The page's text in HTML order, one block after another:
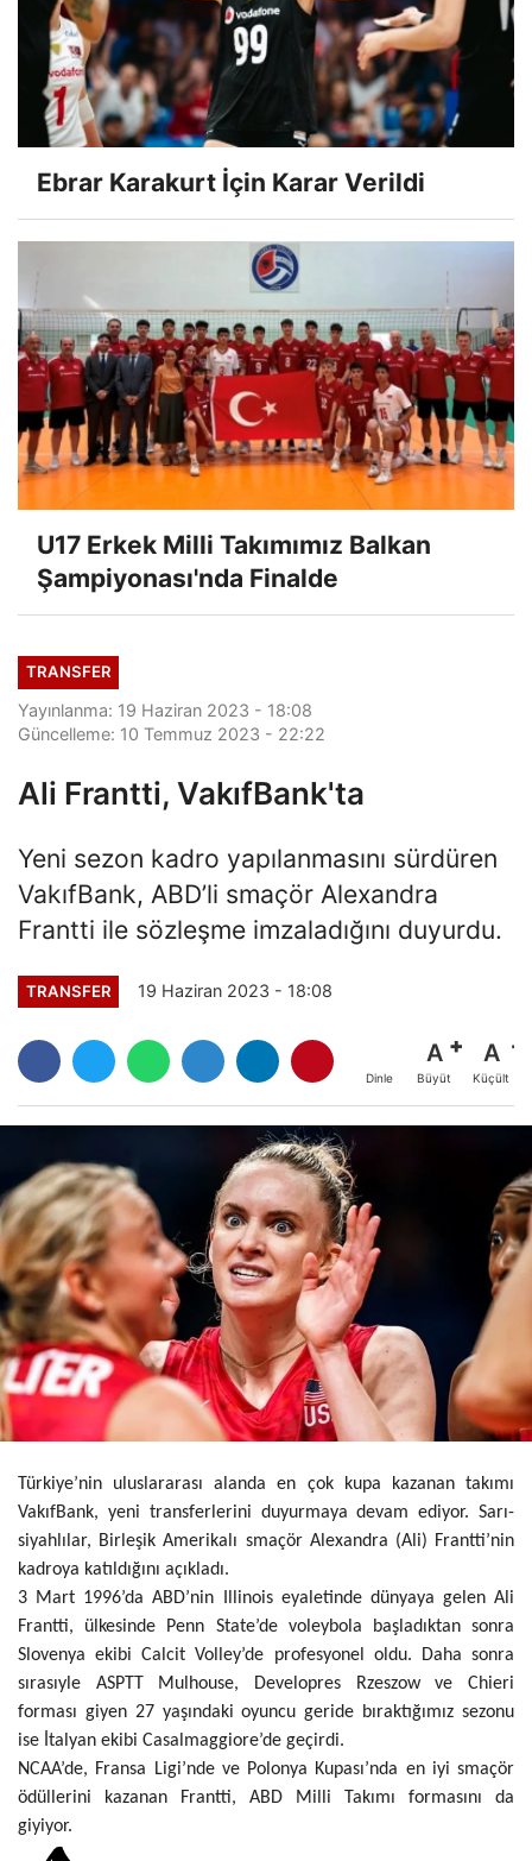
Ebrar Karakurt İçin Karar Verildi
U17 Erkek Milli Takımımız Balkan
Şampiyonası'nda Finalde
TRANSFER
Yayınlanma: 19 Haziran 2023 - 18:08
Güncelleme: 10 Temmuz 2023 - 22:22
Ali Frantti, VakıfBank'ta
Yeni sezon kadro yapılanmasını sürdüren
VakıfBank, ABD’li smaçör Alexandra
Frantti ile sözleşme imzaladığını duyurdu.
TRANSFER 19 Haziran 2023 - 18:08
Dinle
A
Büyüt
A
Küçült
Türkiye’nin uluslararası alanda en çok kupa kazanan takımı
VakıfBank, yeni transferlerini duyurmaya devam ediyor. Sarı-
siyahlılar, Birleşik Amerikalı smaçör Alexandra (Ali) Frantti’nin
kadroya katıldığını açıkladı.
3 Mart 1996’da ABD’nin Illinois eyaletinde dünyaya gelen Ali
Frantti, ülkesinde Penn State’de voleybola başladıktan sonra
Slovenya ekibi Calcit Volley’de profesyonel oldu. Daha sonra
sırasıyle ASPTT Mulhouse, Developres Rzeszow ve Chieri
forması giyen 27 yaşındaki oyuncu geride bıraktığımız sezonu
ise İtalyan ekibi Casalmaggiore’de geçirdi.
NCAA’de, Fransa Ligi’nde ve Polonya Kupası’nda en iyi smaçör
ödüllerini kazanan Frantti, ABD Milli Takımı formasını da
giyiyor.